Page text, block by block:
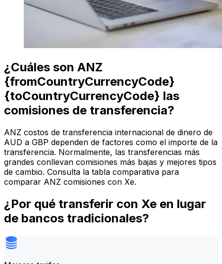
¿Cuáles son ANZ
{fromCountryCurrencyCode}
{toCountryCurrencyCode} las
comisiones de transferencia?
ANZ costos de transferencia internacional de dinero de
AUD a GBP dependen de factores como el importe de la
transferencia. Normalmente, las transferencias más
grandes conllevan comisiones más bajas y mejores tipos
de cambio. Consulta la tabla comparativa para
comparar ANZ comisiones con Xe.
¿Por qué transferir con Xe en lugar
de bancos tradicionales?